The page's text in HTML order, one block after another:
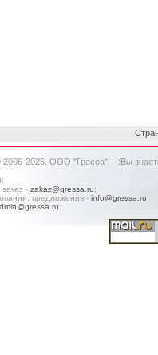
2006-2026. ООО "Гресса" - .:Вы
- zakaz@gressa.ru;
предложения - info@gressa.ru;
;